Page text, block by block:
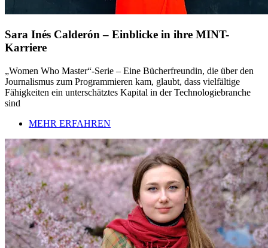
Sara Inés Calderón – Einblicke in ihre MINT-
Karriere
„Women Who Master“-Serie – Eine Bücherfreundin, die über den
Journalismus zum Programmieren kam, glaubt, dass vielfältige
Fähigkeiten ein unterschätztes Kapital in der Technologiebranche
sind
MEHR ERFAHREN